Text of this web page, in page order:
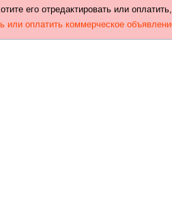
его отредактировать или
или оплатить коммерческое